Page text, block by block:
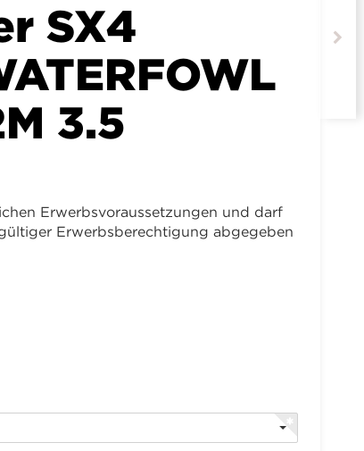
SX4
3.5
Erwerbsvoraussetzungen und darf
Erwerbsberechtigung abgegeben